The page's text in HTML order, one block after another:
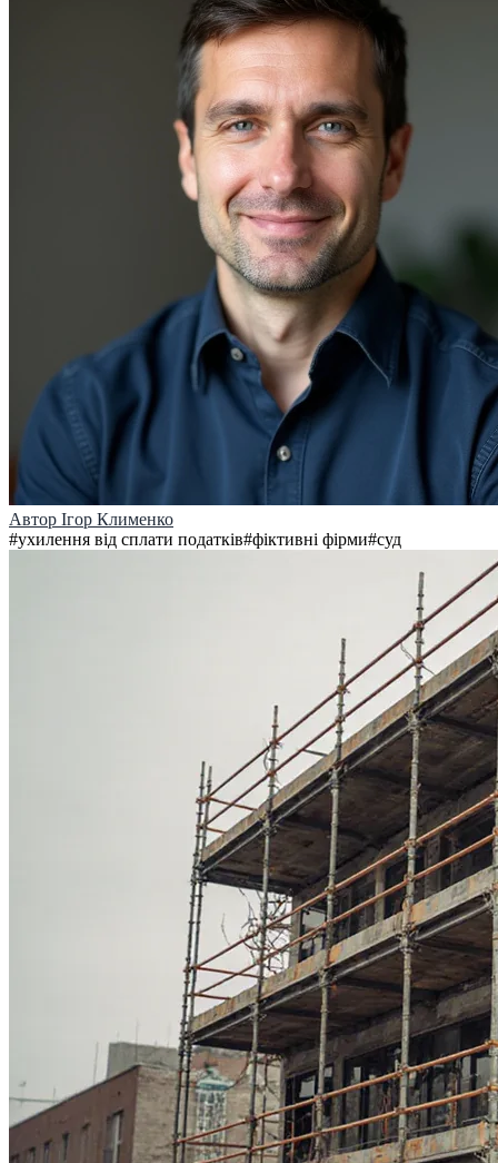
Автор Ігор Клименко
#ухилення від сплати податків#фіктивні фірми#суд